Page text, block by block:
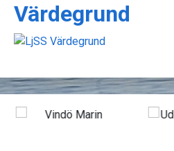
Värdegrund